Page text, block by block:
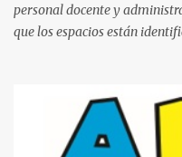
personal docente y
que los espacios están
decorativo que hace que la
moderna y acogedora.
una colección de letreros